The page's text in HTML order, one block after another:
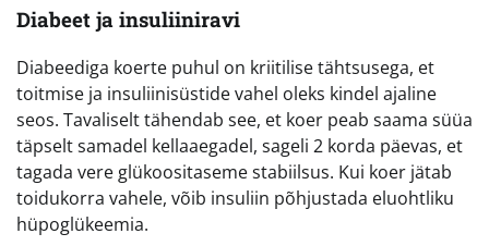
Diabeet ja insuliiniravi
Diabeediga koerte puhul on kriitilise tähtsusega, et
toitmise ja insuliinisüstide vahel oleks kindel ajaline
seos. Tavaliselt tähendab see, et koer peab saama süüa
täpselt samadel kellaaegadel, sageli 2 korda päevas, et
tagada vere glükoositaseme stabiilsus. Kui koer jätab
toidukorra vahele, võib insuliin põhjustada eluohtliku
hüpoglükeemia.